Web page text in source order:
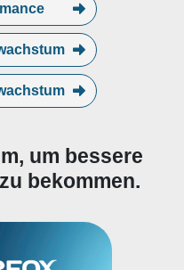
um bessere
bekommen.